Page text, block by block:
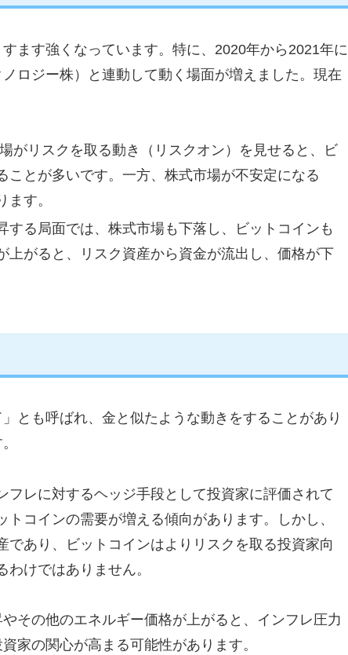
ます強くなっています。特に、2020年から2021年に
ロジー株）と連動して動く場面が増えました。現在
場がリスクを取る動き（リスクオン）を見せると、ビ
ことが多いです。一方、株式市場が不安定になる
す。
する局面では、株式市場も下落し、ビットコインも
上がると、リスク資産から資金が流出し、価格が下
とも呼ばれ、金と似たような動きをすることがあり
フレに対するヘッジ手段として投資家に評価されて
コインの需要が増える傾向があります。しかし、
あり、ビットコインはよりリスクを取る投資家向
けではありません。
その他のエネルギー価格が上がると、インフレ圧力
家の関心が高まる可能性があります。